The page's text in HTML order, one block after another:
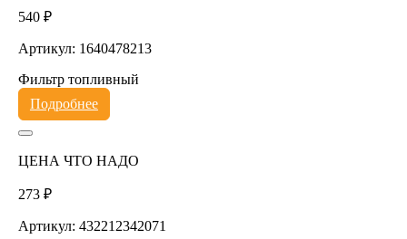
540 ₽
Артикул: 1640478213
Фильтр топливный
Подробнее
ЦЕНА ЧТО НАДО
273 ₽
Артикул: 432212342071